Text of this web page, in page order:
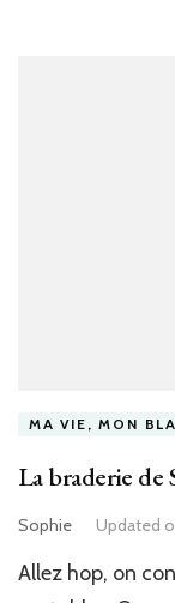
MA VIE, MON
La braderie
Sophie Updated
Allez hop, on